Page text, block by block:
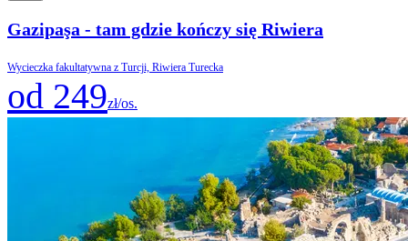
Gazipaşa - tam gdzie kończy się Riwiera
Wycieczka fakultatywna z Turcji, Riwiera Turecka
od 249zł/os.